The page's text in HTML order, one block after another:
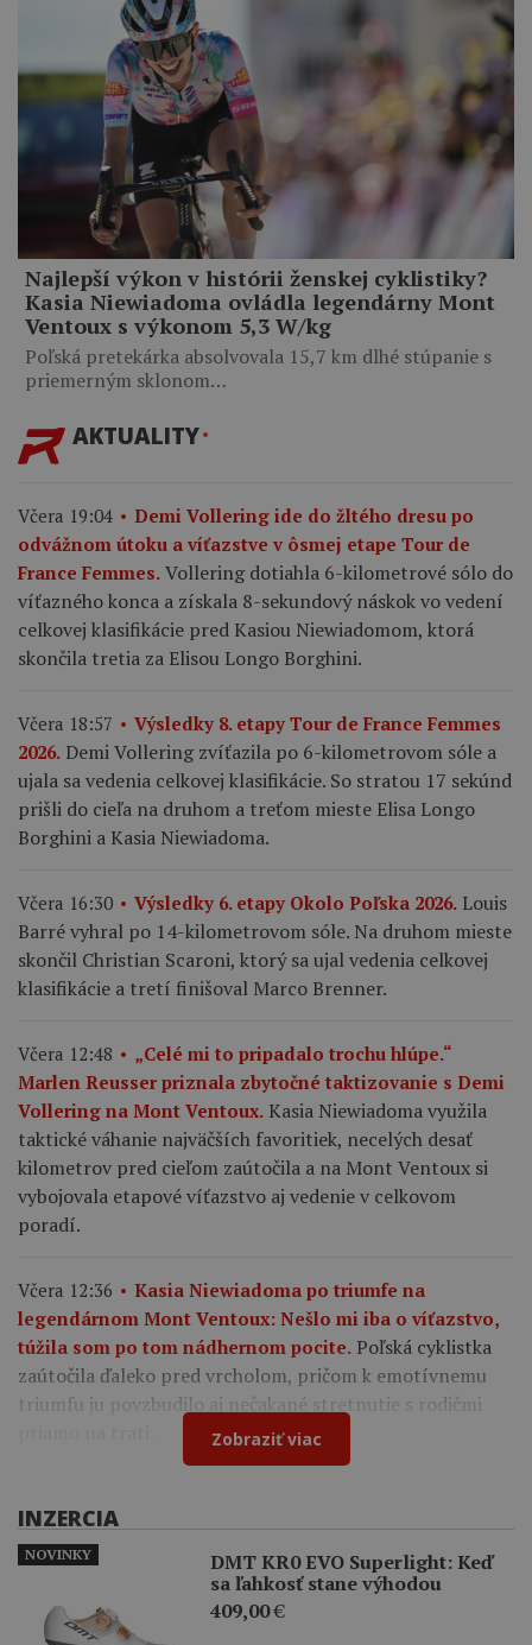
Najlepší výkon v histórii ženskej cyklistiky?
Kasia Niewiadoma ovládla legendárny Mont
Ventoux s výkonom 5,3 W/kg
Poľská pretekárka absolvovala 15,7 km dlhé stúpanie s
priemerným sklonom…
AKTUALITY
Včera 19:04
Demi Vollering ide do žltého dresu po
odvážnom útoku a víťazstve v ôsmej etape Tour de
France Femmes. Vollering dotiahla 6-kilometrové sólo do
víťazného konca a získala 8-sekundový náskok vo vedení
celkovej klasifikácie pred Kasiou Niewiadomom, ktorá
skončila tretia za Elisou Longo Borghini.
Včera 18:57
Výsledky 8. etapy Tour de France Femmes
2026. Demi Vollering zvíťazila po 6-kilometrovom sóle a
ujala sa vedenia celkovej klasifikácie. So stratou 17 sekúnd
prišli do cieľa na druhom a treťom mieste Elisa Longo
Borghini a Kasia Niewiadoma.
Včera 16:30 Výsledky 6. etapy Okolo Poľska 2026. Louis
Barré vyhral po 14-kilometrovom sóle. Na druhom mieste
skončil Christian Scaroni, ktorý sa ujal vedenia celkovej
klasifikácie a tretí finišoval Marco Brenner.
Včera 12:48
„Celé mi to pripadalo trochu hlúpe.“
Marlen Reusser priznala zbytočné taktizovanie s Demi
Vollering na Mont Ventoux. Kasia Niewiadoma využila
taktické váhanie najväčších favoritiek, necelých desať
kilometrov pred cieľom zaútočila a na Mont Ventoux si
vybojovala etapové víťazstvo aj vedenie v celkovom
poradí.
Včera 12:36
Kasia Niewiadoma po triumfe na
legendárnom Mont Ventoux: Nešlo mi iba o víťazstvo,
túžila som po tom nádhernom pocite. Poľská cyklistka
zaútočila ďaleko pred vrcholom, pričom k emotívnemu
triumfu ju povzbudilo aj nečakané stretnutie s rodičmi
Zobraziť viac
INZERCIA
DMT KR0 EVO Superlight: Keď
sa ľahkosť stane výhodou
409,00€
NOVINKY